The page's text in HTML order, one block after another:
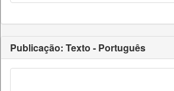
Publicação: Texto - Português